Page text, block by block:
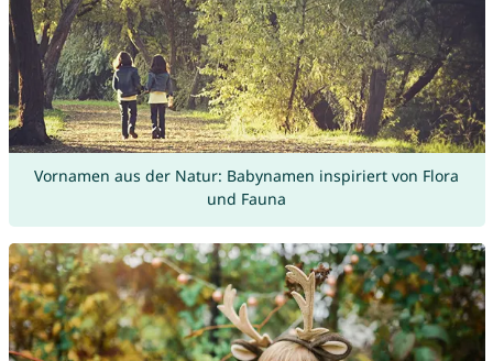
Vornamen aus der Natur: Babynamen inspiriert von Flora
und Fauna